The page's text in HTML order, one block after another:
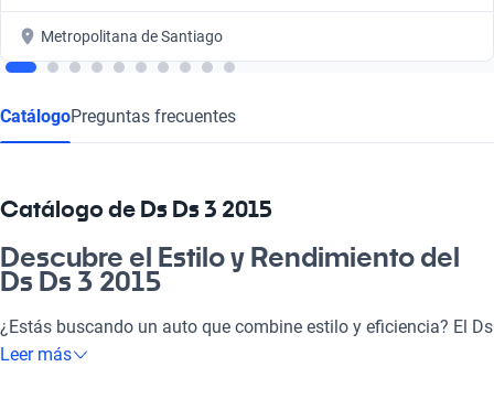
Metropolitana de Santiago
CatálogoPreguntas frecuentes
Catálogo de Ds Ds 3 2015
Descubre el Estilo y Rendimiento del
Ds Ds 3 2015
¿Estás buscando un auto que combine estilo y eficiencia? El Ds
Ds 3 2015 es tu elección ideal. Este vehículo no solo destaca
Leer más